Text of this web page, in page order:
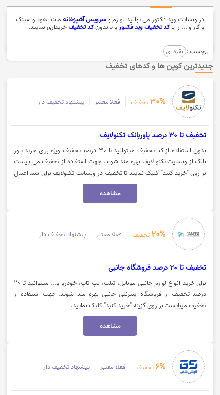
در وبسایت وید فکتور می توانید لوازم و سرویس آشپزخانه مانند هود و سینک
و گاز و ... را با کد تخفیف وید فکتور و یا بدونکد تخفیفخریداری نمایید.
برچسب : نقره ای
جدیدترین کوپن ها و کدهای تخفیف
30% تخفیف فعلا معتبر پیشنهاد تخفیف دار
تخفیف تا 30 درصد پاوربانک تکنولایف
بدون استفاده از کد تخفیف میتوانید تا 30 درصد تخفیف ویژه برای خرید پاور
بانک از وبسایت تکنو لایف بهره مند شوید. جهت استفاده از تخفیف می بایست
بر روی "خرید کنید" کلیک نمایید تا تخفیف در وبسایت تکنولایف برای شما اعمال
مشاهده
20% تخفیف فعلا معتبر پیشنهاد تخفیف دار
تخفیف تا 20 درصد فروشگاه جانبی
برای خرید انواع لوازم جانبی موبایل، تبلت، لپ تاپ، خودرو و... میتوانید تا 20
درصد تخفیف از فروشگاه اینترنتی جانبی بهره مند شوید. جهت استفاده از
تخفیف میبایست بر روی گزینه "خرید کنید" کلیک نمایید.
مشاهده
6% تخفیف فعلا معتبر پیشنهاد تخفیف دار